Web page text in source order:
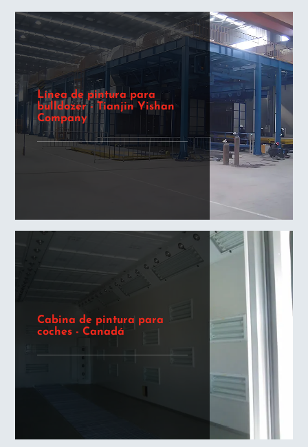
Línea de pintura para
bulldozer - Tianjin Yishan
Company
Cabina de pintura para
coches - Canadá